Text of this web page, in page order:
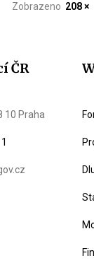
Zobrazeno 208 ×
ČR
10 Praha